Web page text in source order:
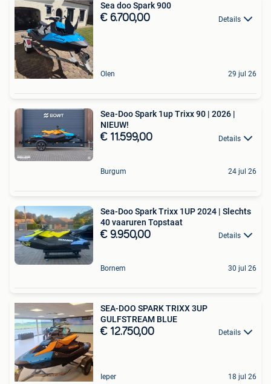
Sea doo Spark 900
€ 6.700,00 Details
Olen 29 jul 26
Sea-Doo Spark 1up Trixx 90 | 2026 |
NIEUW!
€ 11.599,00 Details
Burgum 24 jul 26
Sea-Doo Spark Trixx 1UP 2024 | Slechts
40 vaaruren Topstaat
€ 9.950,00 Details
Bornem 30 jul 26
SEA-DOO SPARK TRIXX 3UP
GULFSTREAM BLUE
€ 12.750,00 Details
Ieper 18 jul 26